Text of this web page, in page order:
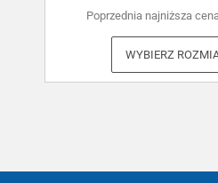
Poprzednia najniższa
WYBIERZ